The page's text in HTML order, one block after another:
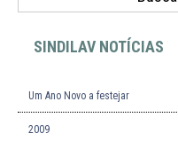
SINDILAV NOTÍCIAS
Um Ano Novo a festejar
2009